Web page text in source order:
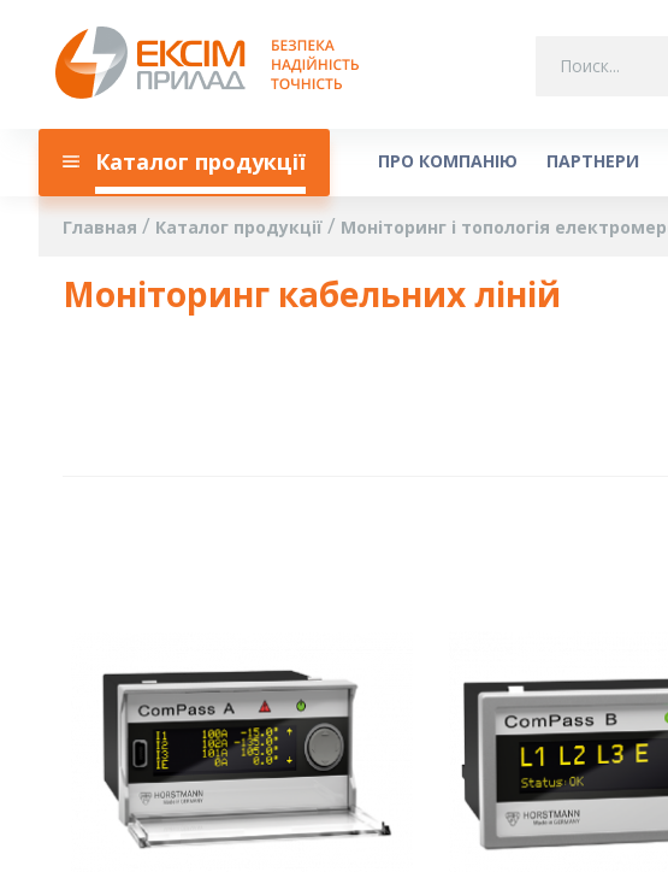
Каталог продукції ПРО КОМПАНІЮ ПАРТНЕРИ
Главная Каталог продукції Моніторинг і топологія
Моніторинг кабельних ліній